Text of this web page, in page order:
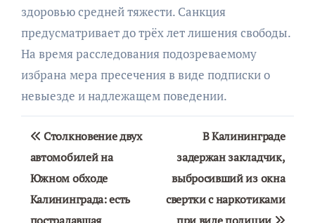
здоровью средней тяжести. Санкция
предусматривает до трёх лет лишения свободы.
На время расследования подозреваемому
избрана мера пресечения в виде подписки о
невыезде и надлежащем поведении.
Навигация
по
записям
Столкновение двух
автомобилей на
Южном обходе
Калининграда: есть
В Калининграде
задержан закладчик,
выбросивший из окна
свертки с наркотиками